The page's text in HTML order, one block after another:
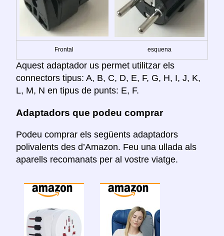
Frontal esquena
Aquest adaptador us permet utilitzar els
connectors tipus: A, B, C, D, E, F, G, H, I, J, K,
L, M, N en tipus de punts: E, F.
Adaptadors que podeu comprar
Podeu comprar els següents adaptadors
polivalents des d’Amazon. Feu una ullada als
aparells recomanats per al vostre viatge.